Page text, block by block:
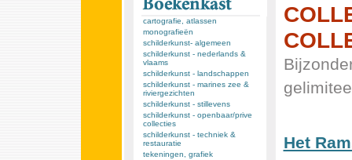
cartografie, atlassen
monografieën
schilderkunst- algemeen
schilderkunst - nederlands &
vlaams
schilderkunst - landschappen
schilderkunst - marines zee &
riviergezichten
schilderkunst - stillevens
schilderkunst - openbaar/prive
collecties
schilderkunst - techniek &
restauratie
tekeningen, grafiek
Het